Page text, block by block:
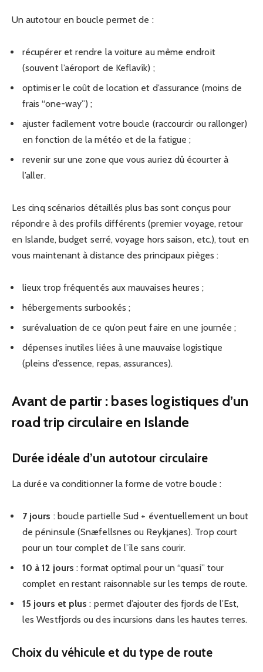
Un autotour en boucle permet de :
récupérer et rendre la voiture au même endroit
(souvent l’aéroport de Keflavík) ;
optimiser le coût de location et d’assurance (moins de
frais “one-way”) ;
ajuster facilement votre boucle (raccourcir ou rallonger)
en fonction de la météo et de la fatigue ;
revenir sur une zone que vous auriez dû écourter à
l’aller.
Les cinq scénarios détaillés plus bas sont conçus pour
répondre à des profils différents (premier voyage, retour
en Islande, budget serré, voyage hors saison, etc.), tout en
vous maintenant à distance des principaux pièges :
lieux trop fréquentés aux mauvaises heures ;
hébergements surbookés ;
surévaluation de ce qu’on peut faire en une journée ;
dépenses inutiles liées à une mauvaise logistique
(pleins d’essence, repas, assurances).
Avant de partir : bases logistiques d’un
road trip circulaire en Islande
Durée idéale d’un autotour circulaire
La durée va conditionner la forme de votre boucle :
7 jours : boucle partielle Sud + éventuellement un bout
de péninsule (Snæfellsnes ou Reykjanes). Trop court
pour un tour complet de l’île sans courir.
10 à 12 jours : format optimal pour un “quasi” tour
complet en restant raisonnable sur les temps de route.
15 jours et plus : permet d’ajouter des fjords de l’Est,
les Westfjords ou des incursions dans les hautes terres.
Choix du véhicule et du type de route